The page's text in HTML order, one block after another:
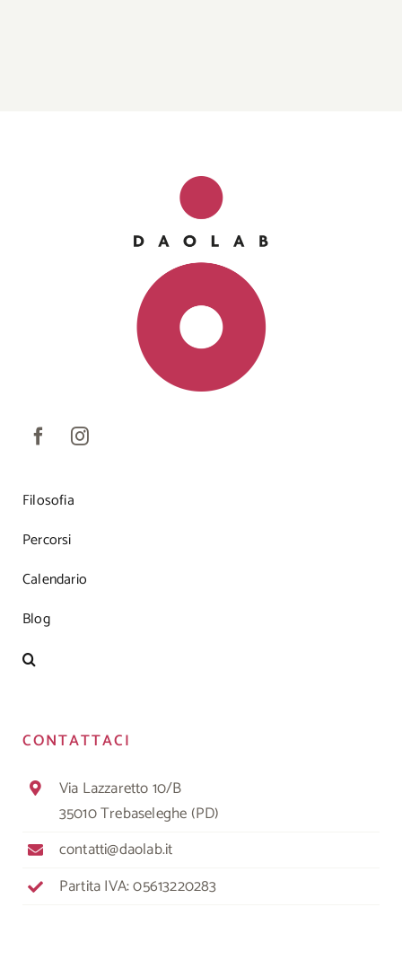
Filosofia
Percorsi
Calendario
Blog
CONTATTACI
Via Lazzaretto 10/B
35010 Trebaseleghe (PD)
contatti@daolab.it
Partita IVA: 05613220283